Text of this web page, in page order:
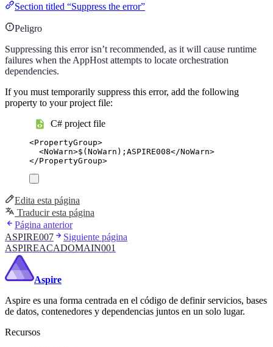
Section titled “Suppress the error”
Peligro
Suppressing this error isn’t recommended, as it will cause runtime
failures when the AppHost attempts to locate orchestration
dependencies.
If you must temporarily suppress this error, add the following
property to your project file:
C# project file
<PropertyGroup>
<NoWarn>$(NoWarn);ASPIRE008</NoWarn>
</PropertyGroup>
Edita esta página
Traducir esta página
Página anterior
ASPIRE007
Siguiente página
ASPIREACADOMAIN001
Aspire
Aspire es una forma centrada en el código de definir servicios, bases
de datos, contenedores y dependencias juntos en un solo lugar.
Recursos